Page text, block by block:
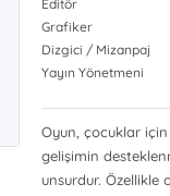
Editör
Grafiker
Dizgici / Mizanpaj
Yayın Yönetmeni
Oyun, çocuklar
gelişimin
unsurdur. Özellikle